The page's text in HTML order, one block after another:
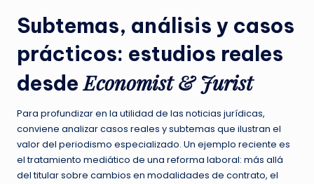
Subtemas, análisis y casos
prácticos: estudios reales
desdeEconomist & Jurist
Para profundizar en la utilidad de las noticias jurídicas,
conviene analizar casos reales y subtemas que ilustran el
valor del periodismo especializado. Un ejemplo reciente es
el tratamiento mediático de una reforma laboral: más allá
del titular sobre cambios en modalidades de contrato, el